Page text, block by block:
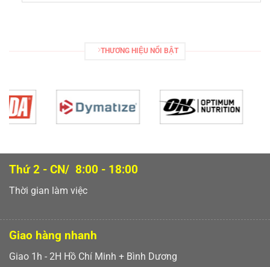
THƯƠNG HIỆU NỔI BẬT
Thứ 2 - CN/ 8:00 - 18:00
Thời gian làm việc
Giao hàng nhanh
Giao 1h - 2H Hồ Chí Minh + Bình Dương